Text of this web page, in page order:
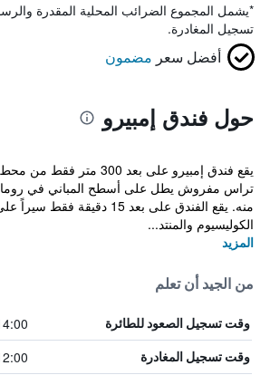
*يشمل المجموع الضرائب المحلية المقدرة
تسجيل المغادرة.
أفضل سعر مضمون
حول فندق إمبيرو
يقع فندق إمبيرو على بعد
تراس مفروش يطل على أسطح المباني في روما
منه. يقع الفندق على بعد 15 دقيقة
الكوليسيوم والمنتد...
المزيد
من الجيد أن تعلم
وقت تسجيل الصعود للطائرة
وقت تسجيل المغادرة